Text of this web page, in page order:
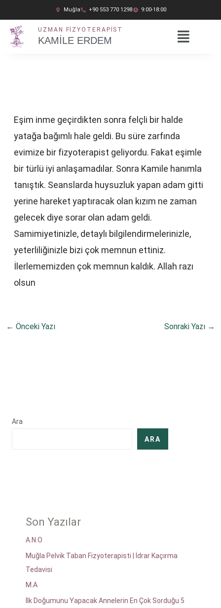
Muğla +90 553 770 1298 9:00-18:00
UZMAN FIZYOTERAPIST
KAMİLE ERDEM
Eşim inme geçirdikten sonra felçli bir halde
yatağa bağımlı hale geldi. Bu süre zarfında
evimize bir fizyoterapist geliyordu. Fakat eşimle
bir türlü iyi anlaşamadılar. Sonra Kamile hanımla
tanıştık. Seanslarda huysuzluk yapan adam gitti
yerine hareket yaptıracak olan kızım ne zaman
gelecek diye sorar olan adam geldi.
Samimiyetinizle, detaylı bilgilendirmelerinizle,
yeterliliğinizle bizi çok memnun ettiniz.
İlerlememizden çok memnun kaldık. Allah razı
olsun
← Önceki Yazı Sonraki Yazı →
Ara
ARA
Son Yazılar
A.N.O
Muğla Pelvik Taban Fizyoterapisti | İdrar Kaçırma
Tedavisi
M.A
İlk Doğumunu Yapacak Annelerin En Çok Sorduğu 5